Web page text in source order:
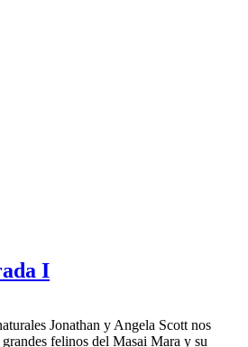
I
Jonathan y Angela Scott nos
felinos del Masai Mara y su